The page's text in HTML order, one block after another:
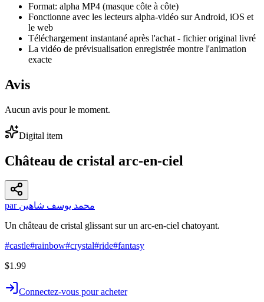
Format: alpha MP4 (masque côte à côte)
Fonctionne avec les lecteurs alpha-vidéo sur Android, iOS et
le web
Téléchargement instantané après l'achat - fichier original livré
La vidéo de prévisualisation enregistrée montre l'animation
exacte
Avis
Aucun avis pour le moment.
Digital item
Château de cristal arc-en-ciel
par محمد يوسف شاهين
Un château de cristal glissant sur un arc-en-ciel chatoyant.
#castle#rainbow#crystal#ride#fantasy
$1.99
Connectez-vous pour acheter